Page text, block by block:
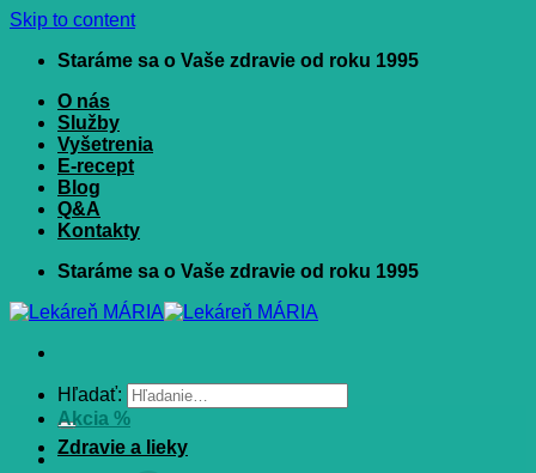
Skip to content
Staráme sa o Vaše zdravie od roku 1995
O nás
Služby
Vyšetrenia
E-recept
Blog
Q&A
Kontakty
Staráme sa o Vaše zdravie od roku 1995
Hľadať:
Akcia %
Zdravie a lieky